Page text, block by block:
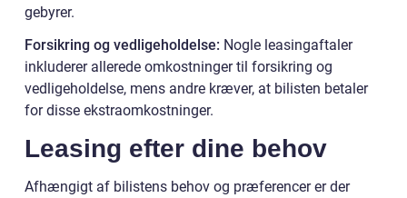
gebyrer.
Forsikring og vedligeholdelse: Nogle leasingaftaler
inkluderer allerede omkostninger til forsikring og
vedligeholdelse, mens andre kræver, at bilisten betaler
for disse ekstraomkostninger.
Leasing efter dine behov
Afhængigt af bilistens behov og præferencer er der